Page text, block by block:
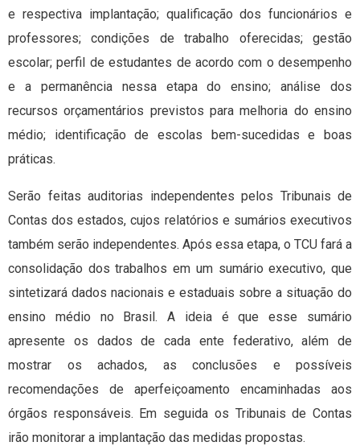
e respectiva implantação; qualificação dos funcionários e
professores; condições de trabalho oferecidas; gestão
escolar; perfil de estudantes de acordo com o desempenho
e a permanência nessa etapa do ensino; análise dos
recursos orçamentários previstos para melhoria do ensino
médio; identificação de escolas bem-sucedidas e boas
práticas.
Serão feitas auditorias independentes pelos Tribunais de
Contas dos estados, cujos relatórios e sumários executivos
também serão independentes. Após essa etapa, o TCU fará a
consolidação dos trabalhos em um sumário executivo, que
sintetizará dados nacionais e estaduais sobre a situação do
ensino médio no Brasil. A ideia é que esse sumário
apresente os dados de cada ente federativo, além de
mostrar os achados, as conclusões e possíveis
recomendações de aperfeiçoamento encaminhadas aos
órgãos responsáveis. Em seguida os Tribunais de Contas
irão monitorar a implantação das medidas propostas.